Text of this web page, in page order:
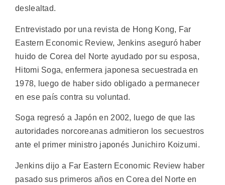
deslealtad.
Entrevistado por una revista de Hong Kong, Far
Eastern Economic Review, Jenkins aseguró haber
huido de Corea del Norte ayudado por su esposa,
Hitomi Soga, enfermera japonesa secuestrada en
1978, luego de haber sido obligado a permanecer
en ese país contra su voluntad.
Soga regresó a Japón en 2002, luego de que las
autoridades norcoreanas admitieron los secuestros
ante el primer ministro japonés Junichiro Koizumi.
Jenkins dijo a Far Eastern Economic Review haber
pasado sus primeros años en Corea del Norte en